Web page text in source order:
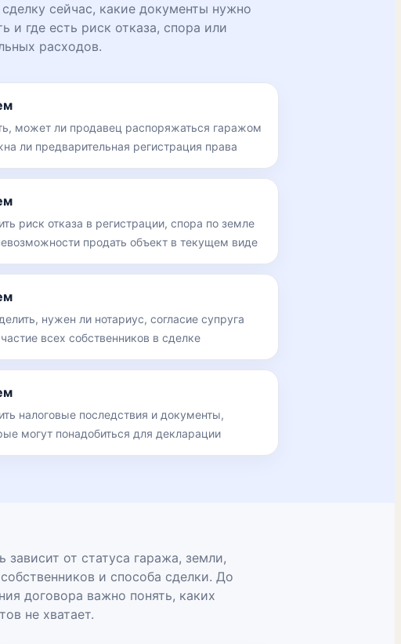
сейчас, какие документы нужно
и где есть риск отказа, спора или
расходов.
может ли продавец распоряжаться гаражом
ли предварительная регистрация права
риск отказа в регистрации, спора по земле
продать объект в текущем виде
нужен ли нотариус, согласие супруга
всех собственников в сделке
налоговые последствия и документы,
могут понадобиться для декларации
зависит от статуса гаража, земли,
и способа сделки. До
договора важно понять, каких
не хватает.